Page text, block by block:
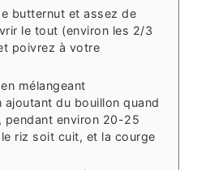
butternut et assez de
le tout (environ les 2/3
poivrez à votre
mélangeant
ajoutant du bouillon quand
pendant environ 20-25
riz soit cuit, et la courge